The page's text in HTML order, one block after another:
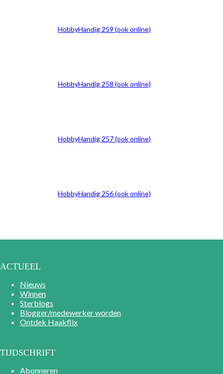
HobbyHandig 259 (ook online)
HobbyHandig 258 (ook online)
HobbyHandig 257 (ook online)
HobbyHandig 256 (ook online)
ACTUEEL
Nieuws
Winnen
Sterblogs
Blogger/medewerker worden
Ontdek Haakflix
TIJDSCHRIFT
Abonneren